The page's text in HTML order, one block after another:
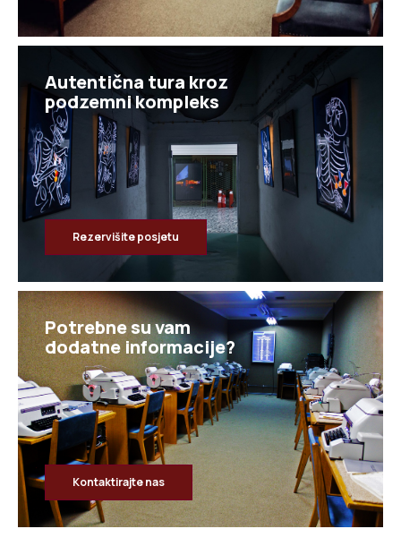
Autentična tura kroz
Rezervišite posjetu
Potrebne su vam
dodatne informacije?
Kontaktirajte nas